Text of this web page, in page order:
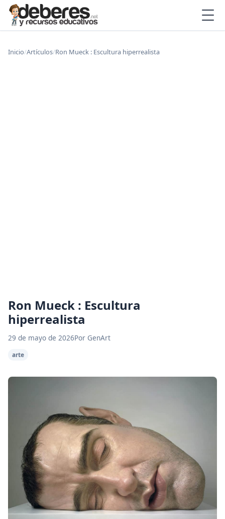
Inicio/Artículos/Ron Mueck : Escultura hiperrealista
Ron Mueck : Escultura
hiperrealista
29 de mayo de 2026Por GenArt
arte